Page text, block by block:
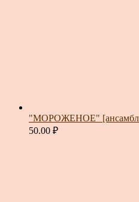
"МОРОЖЕНОЕ" [ансамбль
50.00 ₽